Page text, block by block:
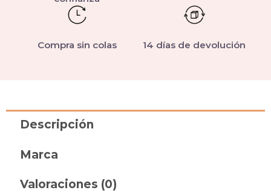
Compra sin colas 14 días de devolución
Descripción
Marca
Valoraciones (0)